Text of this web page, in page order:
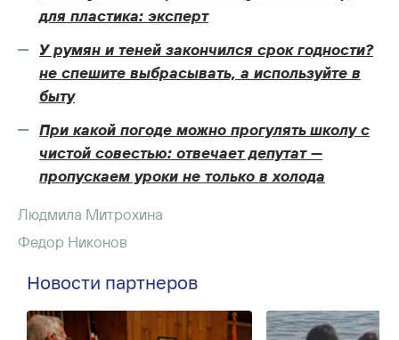
для пластика: эксперт
У румян и теней закончился срок годности?
не спешите выбрасывать, а используйте в
быту
При какой погоде можно прогулять школу с
чистой совестью: отвечает депутат —
пропускаем уроки не только в холода
Людмила Митрохина
Федор Никонов
Новости партнеров